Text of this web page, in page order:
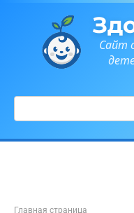
Сайт
Поиск:
Главная страница